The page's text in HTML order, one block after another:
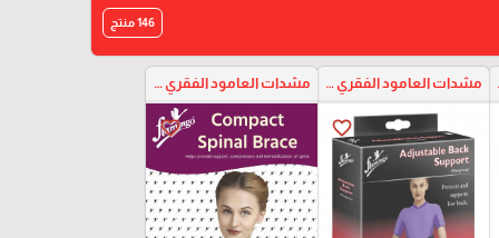
146 منتج
مشدات العامود الفقري والصدر
favorite_border
مشدات العامود الفقري والصدر
favorite_border